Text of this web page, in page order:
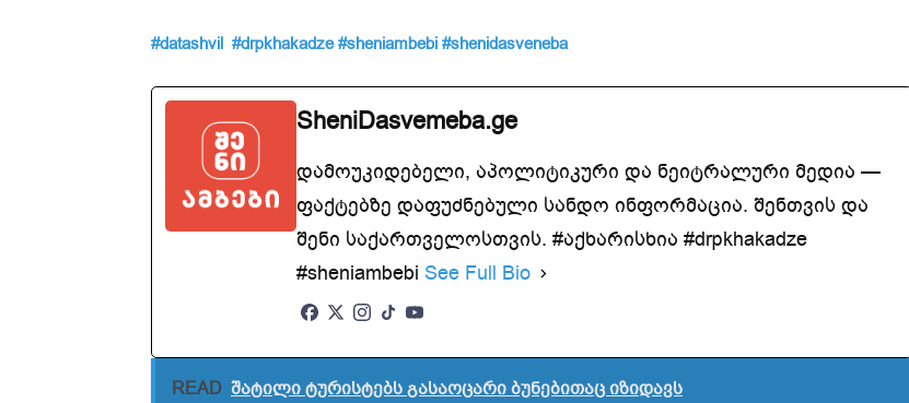
#datashvil #drpkhakadze #sheniambebi #shenidasveneba
SheniDasvemeba.ge
დამოუკიდებელი, აპოლიტიკური და ნეიტრალური მედია —
ფაქტებზე დაფუძნებული სანდო ინფორმაცია. შენთვის და
შენი საქართველოსთვის. #აქხარისხია #drpkhakadze
#sheniambebi See Full Bio
READ შატილი ტურისტებს გასაოცარი ბუნებითაც იზიდავს